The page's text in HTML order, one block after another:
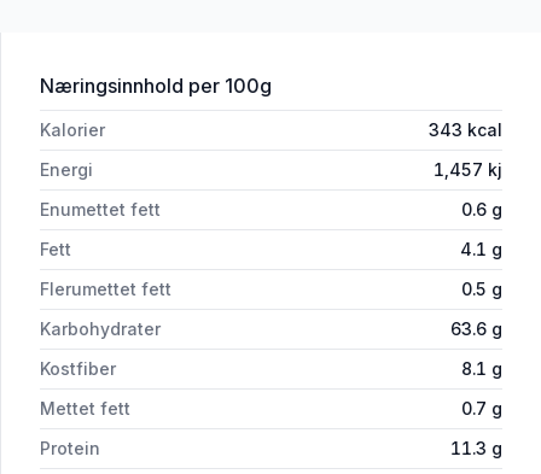
Næringsinnhold for 'Melblanding Grov glutenfri 700g
per 100g
Kalorier 343 kcal
Energi
1,457 kj
Enumettet fett
0.6 g
Fett
4.1 g
Flerumettet fett
0.5 g
Karbohydrater
63.6 g
Kostfiber
8.1 g
Mettet fett
0.7 g
Protein
11.3 g